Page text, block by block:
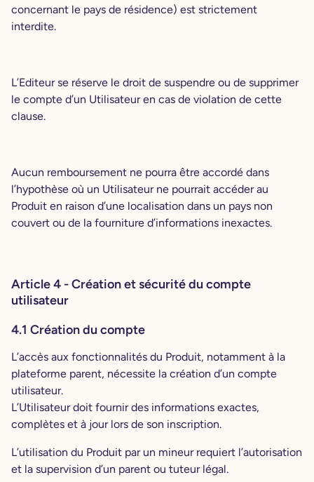
concernant le pays de résidence) est strictement
interdite.
L’Editeur se réserve le droit de suspendre ou de supprimer
le compte d’un Utilisateur en cas de violation de cette
clause.
Aucun remboursement ne pourra être accordé dans
l’hypothèse où un Utilisateur ne pourrait accéder au
Produit en raison d’une localisation dans un pays non
couvert ou de la fourniture d’informations inexactes.
Article 4 - Création et sécurité du compte
utilisateur
4.1 Création du compte
L’accès aux fonctionnalités du Produit, notamment à la
plateforme parent, nécessite la création d’un compte
utilisateur.
L’Utilisateur doit fournir des informations exactes,
complètes et à jour lors de son inscription.
L’utilisation du Produit par un mineur requiert l’autorisation
et la supervision d’un parent ou tuteur légal.